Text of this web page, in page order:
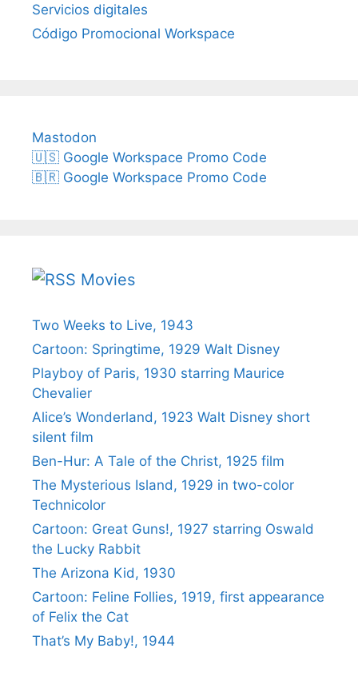
Servicios digitales
Código Promocional Workspace
Mastodon
🇺🇸 Google Workspace Promo Code
🇧🇷 Google Workspace Promo Code
Movies
Two Weeks to Live, 1943
Cartoon: Springtime, 1929 Walt Disney
Playboy of Paris, 1930 starring Maurice
Chevalier
Alice’s Wonderland, 1923 Walt Disney short
silent film
Ben-Hur: A Tale of the Christ, 1925 film
The Mysterious Island, 1929 in two-color
Technicolor
Cartoon: Great Guns!, 1927 starring Oswald
the Lucky Rabbit
The Arizona Kid, 1930
Cartoon: Feline Follies, 1919, first appearance
of Felix the Cat
That’s My Baby!, 1944